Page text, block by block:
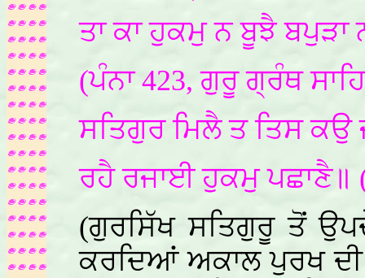
ਤਾ ਕਾ ਹੁਕਮੁ ਨ ਬੂਝੈ ਬਪੁੜਾ
(ਪੰਨਾ 423, ਗੁਰੂ ਗ੍ਰੰਥ
ਸਤਿਗੁਰ ਮਿਲੈ ਤ ਤਿਸ ਕਉ
ਰਹੈ ਰਜਾਈ ਹੁਕਮੁ ਪਛਾਣੈ॥
(ਗੁਰਸਿੱਖ ਸਤਿਗੁਰੂ ਤੋਂ
ਕਰਦਿਆਂ ਅਕਾਲ ਪੁਰਖ ਦੀ